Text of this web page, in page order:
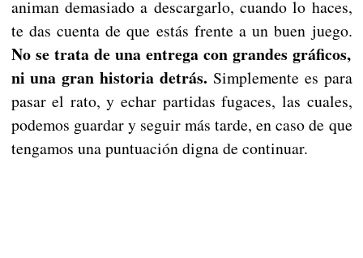
animan demasiado a descargarlo, cuando lo haces,
te das cuenta de que estás frente a un buen juego.
No se trata de una entrega con grandes gráficos,
ni una gran historia detrás. Simplemente es para
pasar el rato, y echar partidas fugaces, las cuales,
podemos guardar y seguir más tarde, en caso de que
tengamos una puntuación digna de continuar.